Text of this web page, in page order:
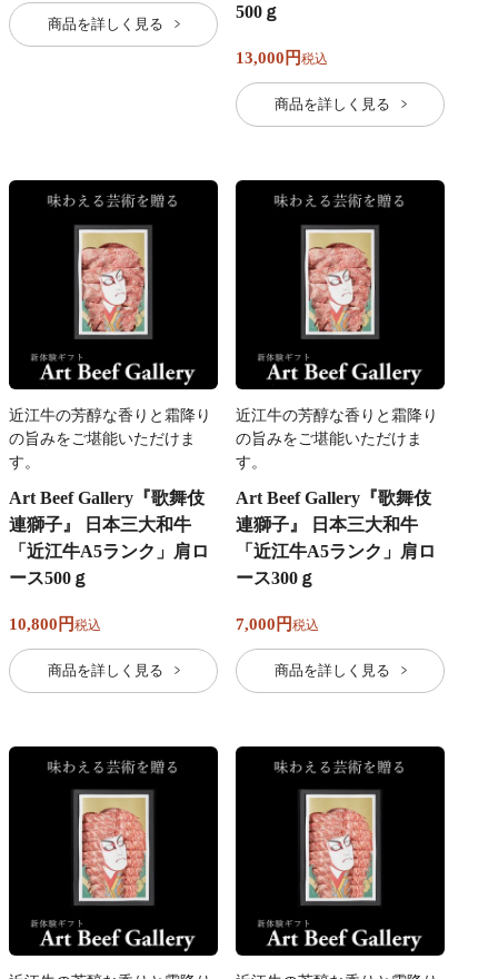
商品を詳しく見る
500ｇ
13,000 税込
商品を詳しく見る
近江牛の芳醇な香りと霜降り
の旨みをご堪能いただけま
す。
Art Beef Gallery『歌舞伎
連獅子』 日本三大和牛
「近江牛A5ランク」肩ロ
ース500ｇ
10,800 税込
商品を詳しく見る
近江牛の芳醇な香りと霜降り
の旨みをご堪能いただけま
す。
Art Beef Gallery『歌舞伎
連獅子』 日本三大和牛
「近江牛A5ランク」肩ロ
ース300ｇ
7,000 税込
商品を詳しく見る